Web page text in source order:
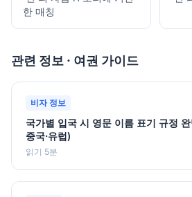
한 매칭
관련 정보 · 여권 가이드
비자 정보
국가별 입국 시 영문 이름 표기 규정 완
중국·유럽)
읽기 5분